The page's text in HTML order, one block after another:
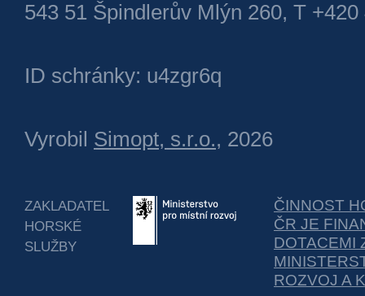
543 51 Špindlerův Mlýn 260, T +420
ID schránky: u4zgr6q
Vyrobil Simopt, s.r.o., 2026
ZAKLADATEL
HORSKÉ
SLUŽBY
ČINNOST
ČR JE
DOTACEMI
ROZVOJ A